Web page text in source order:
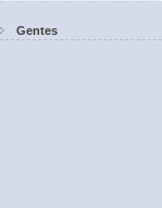
Gentes